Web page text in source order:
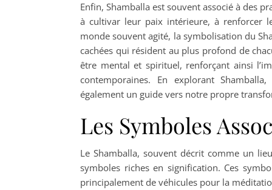
Enfin, Shamballa est souvent associé à des
à cultivar leur paix intérieure, à renforcer
monde souvent agité, la symbolisation du
cachées qui résident au plus profond de
être mental et spirituel, renforçant ainsi
contemporaines. En explorant
également un guide vers notre propre
Les Symboles
Le Shamballa, souvent décrit comme un
symboles riches en signification. Ces
principalement de véhicules pour la